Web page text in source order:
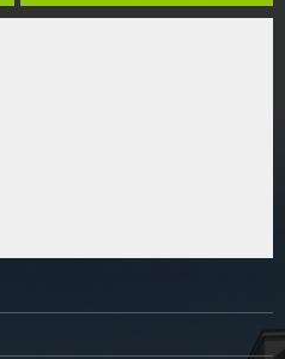
海老名駅
4,190万円